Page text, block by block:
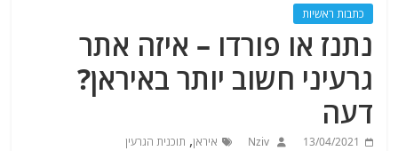
כתבות ראשיות
נתנז או פורדו – איזה אתר
גרעיני חשוב יותר באיראן?
דעה
13/04/2021
Nziv איראן, תוכנית הגרעין